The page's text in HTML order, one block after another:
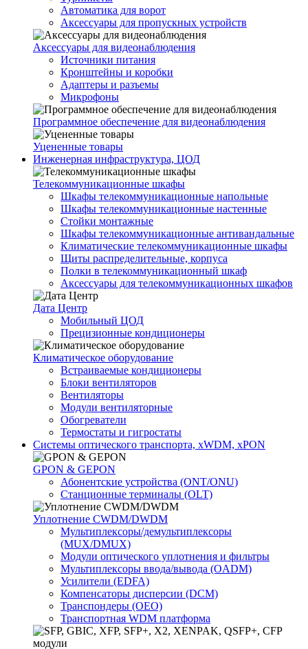
Автоматика для ворот
Аксессуары для пропускных устройств
Аксессуары для видеонаблюдения
Источники питания
Кронштейны и коробки
Адаптеры и разъемы
Микрофоны
Программное обеспечение для видеонаблюдения
Уцененные товары
Инженерная инфраструктура, ЦОД
Телекоммуникационные шкафы
Шкафы телекоммуникационные напольные
Шкафы телекоммуникационные настенные
Стойки монтажные
Шкафы телекоммуникационные антивандальные
Климатические телекоммуникационные шкафы
Щиты распределительные, корпуса
Полки в телекоммуникационный шкаф
Аксессуары для телекоммуникационных шкафов
Дата Центр
Мобильный ЦОД
Прецизионные кондиционеры
Климатичeское оборудование
Встраиваемые кондиционеры
Блоки вентиляторов
Вентиляторы
Модули вентиляторные
Обогреватели
Термостаты и гигростаты
Системы оптического транспорта, xWDM, xPON
GPON & GEPON
Абонентские устройства (ONT/ONU)
Станционные терминалы (OLT)
Уплотнение CWDM/DWDM
Мультиплексоры/демультиплексоры
(MUX/DMUX)
Модули оптического уплотнения и фильтры
Мультиплексоры ввода/вывода (OADM)
Усилители (EDFA)
Компенсаторы дисперсии (DCM)
Транспондеры (OEO)
Транспортная WDM платформа